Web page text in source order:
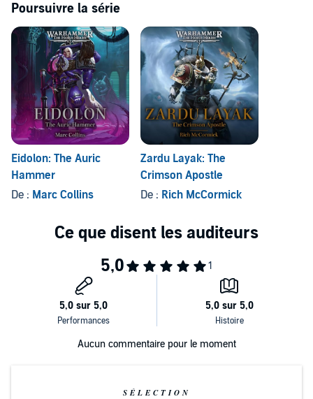
Poursuivre la série
Eidolon: The Auric
Hammer
De : Marc Collins
Zardu Layak: The
Crimson Apostle
De : Rich McCormick
Aucun commentaire pour le moment
SÉLECTION